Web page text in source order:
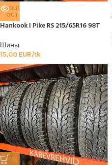
SOLD
OUT
Hankook I Pike RS 215/65R16 98T
Шины
15,00 EUR/tk